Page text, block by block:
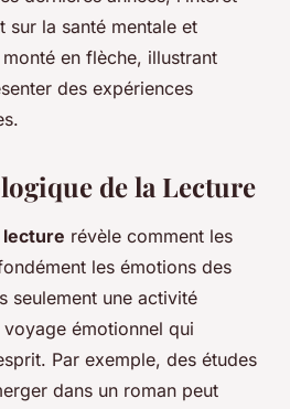
sur la santé mentale et
en flèche, illustrant
des expériences
de la Lecture
lecture révèle comment les
les émotions des
seulement une activité
voyage émotionnel qui
Par exemple, des études
dans un roman peut